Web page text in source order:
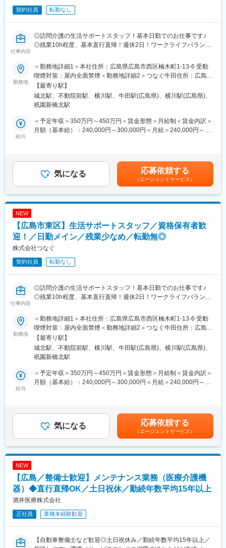
ウントHDの中核企業となります。
・業務で扱う製品は機械はパラマウント製品が主となり、業界最
変更の範囲：会社の定める業務
物同行、入浴サポート、必要に応じて外出の付き添いなど、利用
利用者様を分担して担当し、無理なくシフトを組んでいます。
利用者様とゆったりした時間も過ごせるため、寄り添った支援が
できます。スタッフ同士で協力し合いながら無理なく働ける環境
です。
■就業環境：
る）。
残業月10時間以下でプライベートも大切にできる環境。希望休も
リーダーやサービス提供責任者、管理職など、キャリアアップも
目指せます。
当社は、広島市内を中心に障害者向け、高齢者向けの訪問介護サ
支援を中心とした多角化経営を行っています。
変更の範囲：会社の定める業務
契約社員 転勤なし
仕事内容
◎訪問介護の生活サポートスタッフ！基本日勤でのお仕事です♪
◎残業10h程度、基本直行直帰！週休2日！ワークライフバランス
◎資格手当や家族手当など福利厚生充実！
■募集背景：
2007年の設立以来、「訪問介護」「サービス付き高齢者住宅の運
営」「居宅介護支援」「スクールでの人材育成」といった介護に
関する4つの事業を手がけている当社。広島県内では数少ない重度
の障がいがある方の受け入れも行なえる事業所として、クチコミ
やご紹介を通して数多くのご依頼が寄せられています。
ご応募ください。
■業務詳細
1日の業務例として、朝の身支度や洗濯、掃除、昼食の準備、買い
者様に合わせた支援を行います。1日1～3名の利用者様を担当
■業務の魅力
できます。スタッフ同士で協力し合いながら無理なく働ける環境
です。
■就業環境：
転勤なし・マイカー通勤可・U・Iターン支援あり（会社規定によ
残業月10時間以下でプライベートも大切にできる環境。希望休も
取得しやすいです！
ービスや、サービス付高齢者住宅経営などを手掛けています。そ
支援を中心とした多角化経営を行っています。
勤務地
＜勤務地詳細1＞本社住所：広島県広島市西区楠木町1-13-6 受動
喫煙対策：屋内全面禁煙＜勤務地詳細2＞つなぐ牛田住所：広島県
広島市東区牛田新町3丁目25-14 受動喫煙対策：屋内全面禁煙＜勤
務地詳細3＞つなぐ和楽久住所：広島県広島市西区己斐中1丁目10-
10-12 受動喫煙対策：屋内全面禁煙変更の範囲：会社の定める事
【最寄り駅】
城北駅、不動院前駅、横川駅、牛田駅(広島県)、横川駅(広島県)、
祇園新橋北駅
給与
＜予定年収＞350万円～450万円＜賃金形態＞月給制＜賃金内訳＞
月額（基本給）：240,000円～300,000円＜月給＞240,000円～
気になる 応募依頼する
（エージェントサービス）
NEW
【広島市東区】生活サポートスタッフ／資格保有者歓
迎！／日勤メイン／残業少なめ／転勤無◎
株式会社つなぐ
契約社員 転勤なし
仕事内容
◎訪問介護の生活サポートスタッフ！基本日勤でのお仕事です♪
◎残業10h程度、基本直行直帰！週休2日！ワークライフバランス
◎資格手当や家族手当など福利厚生充実！
■募集背景：
2007年の設立以来、「訪問介護」「サービス付き高齢者住宅の運
営」「居宅介護支援」「スクールでの人材育成」といった介護に
関する4つの事業を手がけている当社。広島県内では数少ない重度
の障がいがある方の受け入れも行なえる事業所として、クチコミ
やご紹介を通して数多くのご依頼が寄せられています。
ご応募ください。
■業務詳細
1日の業務例として、朝の身支度や洗濯、掃除、昼食の準備、買い
者様に合わせた支援を行います。1日1～3名の利用者様を担当
勤務地
＜勤務地詳細1＞本社住所：広島県広島市西区楠木町1-13-6 受動
喫煙対策：屋内全面禁煙＜勤務地詳細2＞つなぐ牛田住所：広島県
広島市東区牛田新町3丁目25-14 受動喫煙対策：屋内全面禁煙＜勤
務地詳細3＞つなぐ和楽久住所：広島県広島市西区己斐中1丁目10-
10-12 受動喫煙対策：屋内全面禁煙変更の範囲：会社の定める事
【最寄り駅】
城北駅、不動院前駅、横川駅、牛田駅(広島県)、横川駅(広島県)、
祇園新橋北駅
給与
＜予定年収＞350万円～450万円＜賃金形態＞月給制＜賃金内訳＞
月額（基本給）：240,000円～300,000円＜月給＞240,000円～
気になる 応募依頼する
（エージェントサービス）
NEW
【広島／整備士歓迎】メンテナンス業務（医療介護機
器）◆直行直帰OK／土日祝休／勤続年数平均15年以上
酒井医療株式会社
正社員 業種未経験歓迎
【自動車整備士など歓迎◎土日祝休み／勤続年数平均15年以上／